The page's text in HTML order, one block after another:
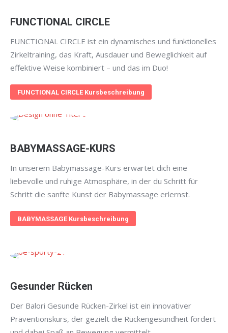
FUNCTIONAL CIRCLE
FUNCTIONAL CIRCLE ist ein dynamisches und funktionelles
Zirkeltraining, das Kraft, Ausdauer und Beweglichkeit auf
effektive Weise kombiniert – und das im Duo!
FUNCTIONAL CIRCLE Kursbeschreibung
BABYMASSAGE-KURS
In unserem Babymassage-Kurs erwartet dich eine
liebevolle und ruhige Atmosphäre, in der du Schritt für
Schritt die sanfte Kunst der Babymassage erlernst.
BABYMASSAGE Kursbeschreibung
Gesunder Rücken
Der Balori Gesunde Rücken-Zirkel ist ein innovativer
Präventionskurs, der gezielt die Rückengesundheit fördert